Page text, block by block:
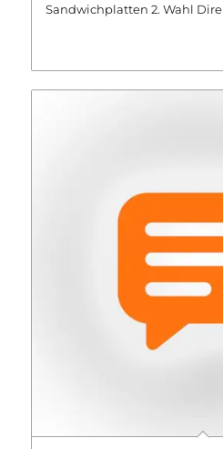
Sandwichplatten 2. Wahl